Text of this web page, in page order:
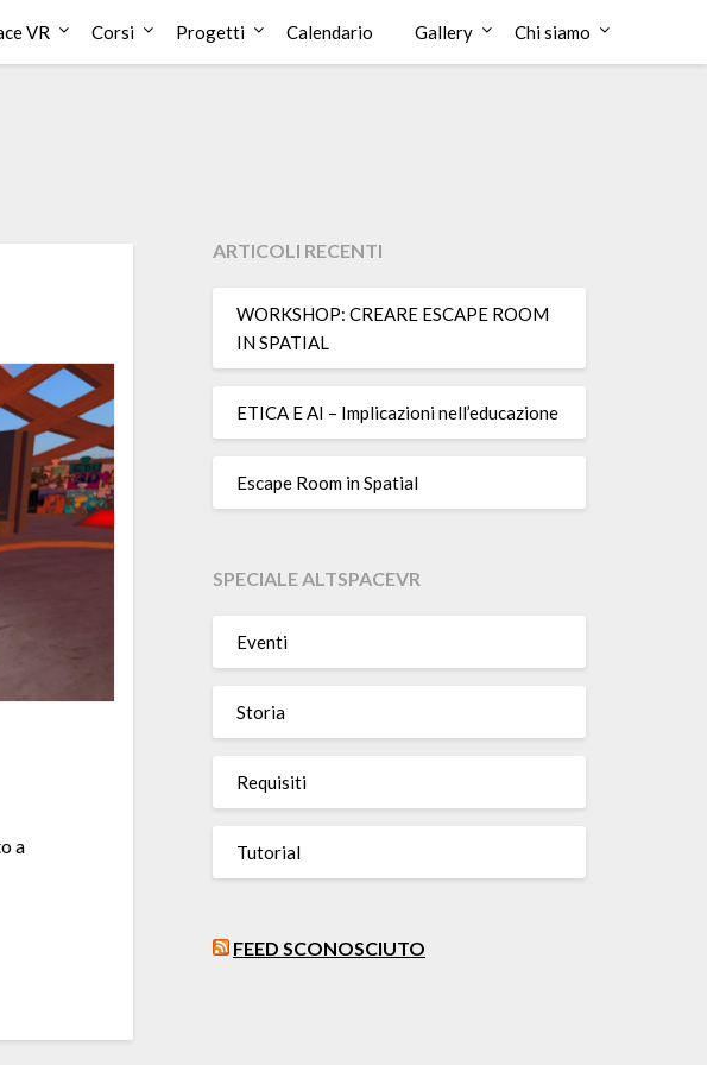
VR Corsi Progetti Calendario Gallery Chi siamo
a
ARTICOLI RECENTI
WORKSHOP: CREARE ESCAPE ROOM
IN SPATIAL
ETICA E AI – Implicazioni nell’educazione
Escape Room in Spatial
SPECIALE ALTSPACEVR
Eventi
Storia
Requisiti
Tutorial
FEED SCONOSCIUTO